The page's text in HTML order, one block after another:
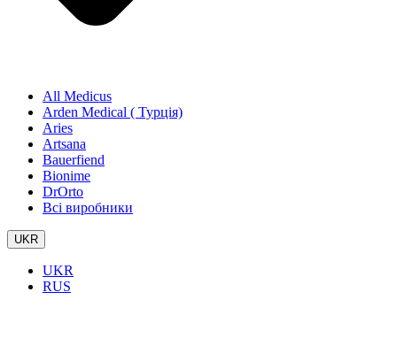
All Medicus
Arden Medical ( Турція)
Aries
Artsana
Bauerfiend
Bionime
DrOrto
Всі виробники
UKR
UKR
RUS